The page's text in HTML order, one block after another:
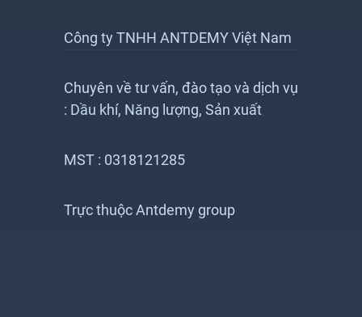
Công ty TNHH ANTDEMY Việt Nam
Chuyên về tư vấn, đào tạo và dịch vụ
: Dầu khí, Năng lượng, Sản xuất
MST : 0318121285
Trực thuộc Antdemy group